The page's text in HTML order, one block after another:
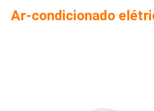
Ar-condicionado